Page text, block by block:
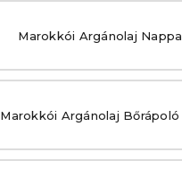
Marokkói Argánolaj
Marokkói Argánolaj Bőrápoló